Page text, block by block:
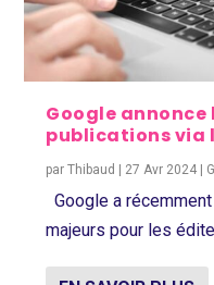
Google annonce
publications via
parThibaud | 27 Avr 2024 |
Google a
majeurs pour les